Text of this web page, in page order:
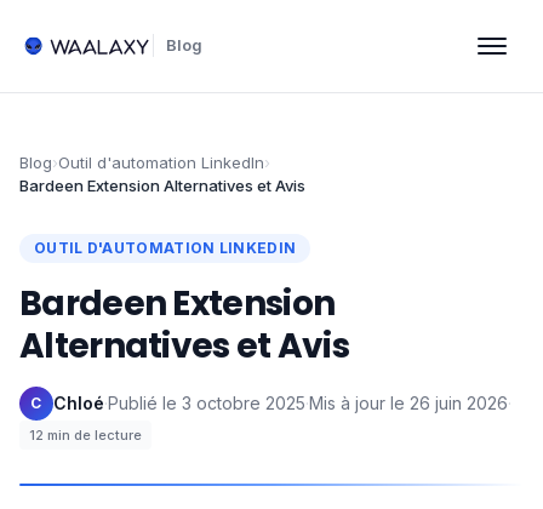
Blog
Blog›Outil d'automation LinkedIn›
Bardeen Extension Alternatives et Avis
OUTIL D'AUTOMATION LINKEDIN
Bardeen Extension
Alternatives et Avis
C Chloé·Publié le 3 octobre 2025·Mis à jour le 26 juin 2026·
12 min de lecture